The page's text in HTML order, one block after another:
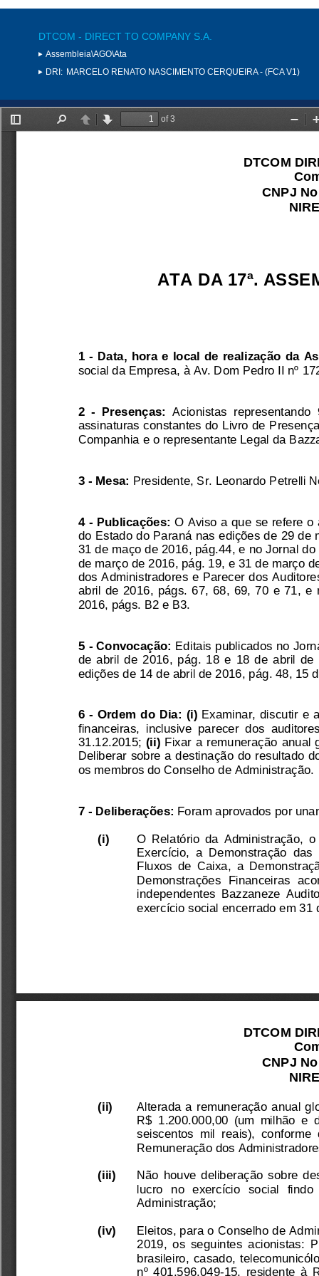
DTCOM - DIRECT TO COMPANY S.A.
Assembleia\AGO\Ata
DRI: MARCELO RENATO NASCIMENTO CERQUEIRA - (FCA V1)